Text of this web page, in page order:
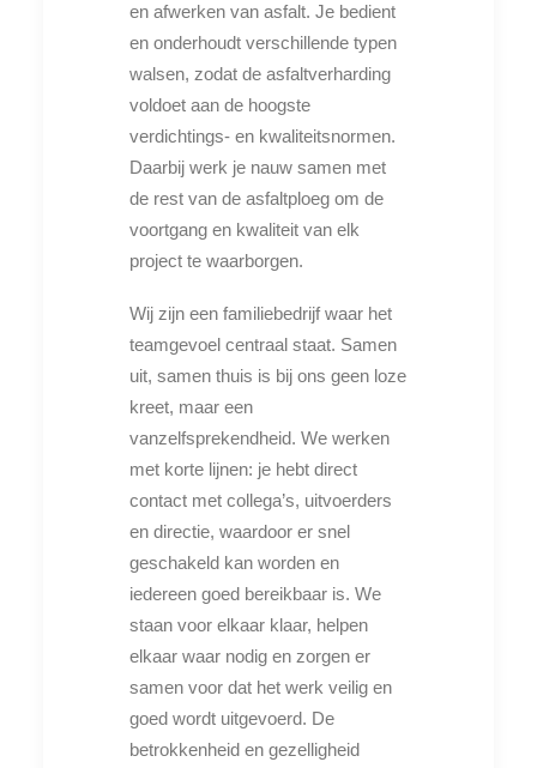
en afwerken van asfalt. Je bedient
en onderhoudt verschillende typen
walsen, zodat de asfaltverharding
voldoet aan de hoogste
verdichtings- en kwaliteitsnormen.
Daarbij werk je nauw samen met
de rest van de asfaltploeg om de
voortgang en kwaliteit van elk
project te waarborgen.
Wij zijn een familiebedrijf waar het
teamgevoel centraal staat. Samen
uit, samen thuis is bij ons geen loze
kreet, maar een
vanzelfsprekendheid. We werken
met korte lijnen: je hebt direct
contact met collega’s, uitvoerders
en directie, waardoor er snel
geschakeld kan worden en
iedereen goed bereikbaar is. We
staan voor elkaar klaar, helpen
elkaar waar nodig en zorgen er
samen voor dat het werk veilig en
goed wordt uitgevoerd. De
betrokkenheid en gezelligheid